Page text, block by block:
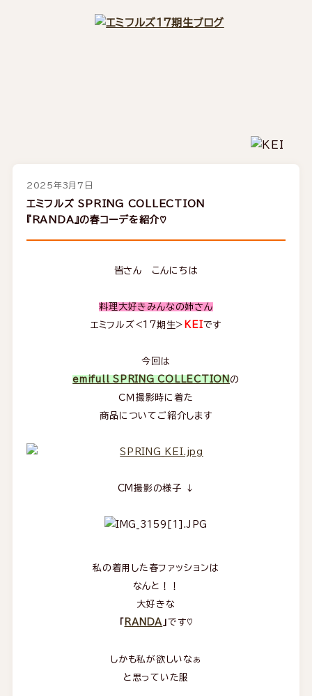
2025年3月7日
エミフルズ SPRING COLLECTION
『RANDA』の春コーデを紹介♡
皆さん こんにちは
料理大好き みんなの姉さん
エミフルズ<17期生> KEIです
今回は
emifull SPRING COLLECTION の
ＣＭ撮影時に着た
商品についてご紹介します
CM撮影の様子 ↓
私の着用した春ファッションは
なんと！！
大好きな
「 RANDA です♡
しかも私が欲しいなぁ
と思っていた服